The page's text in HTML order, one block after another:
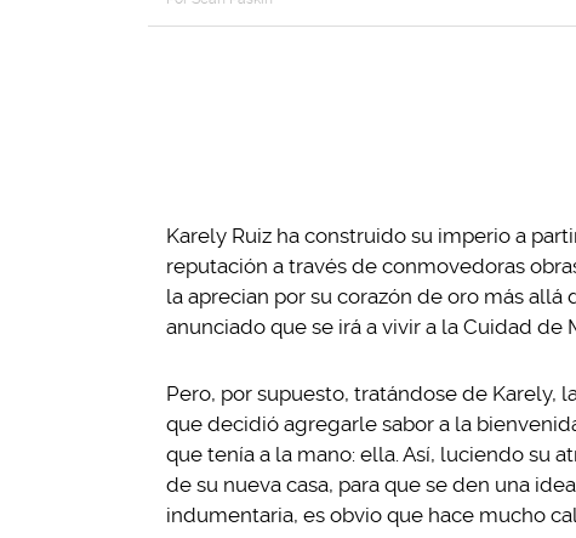
Karely Ruiz ha construido su imperio a
reputación a través de conmovedoras
la aprecian por su corazón de oro más allá
anunciado que se irá a vivir a la Cuidad
Pero, por supuesto, tratándose de Karely,
que decidió agregarle sabor a la
que tenía a la mano: ella. Así, luciendo su
de su nueva casa, para que se den una
indumentaria, es obvio que hace mucho